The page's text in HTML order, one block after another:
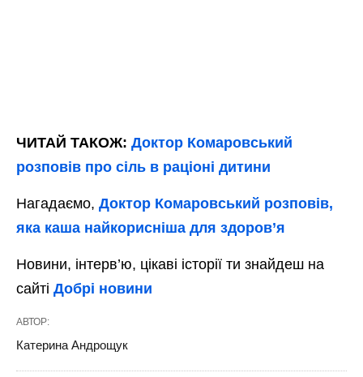
ЧИТАЙ ТАКОЖ: Доктор Комаровський
розповів про сіль в раціоні дитини
Нагадаємо, Доктор Комаровський розповів,
яка каша найкорисніша для здоров’я
Новини, інтерв’ю, цікаві історії ти знайдеш на
сайті Добрі новини
АВТОР:
Катерина Андрощук